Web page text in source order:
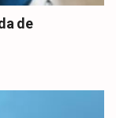
de